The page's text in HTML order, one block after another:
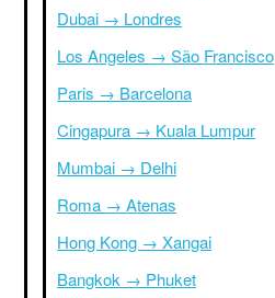
Dubai → Londres
Los Angeles → São Francisco
Paris → Barcelona
Cingapura → Kuala Lumpur
Mumbai → Delhi
Roma → Atenas
Hong Kong → Xangai
Bangkok → Phuket